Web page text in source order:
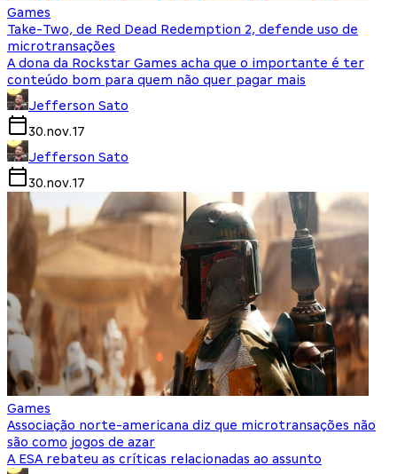
Games
Take-Two, de Red Dead Redemption 2, defende uso de
microtransações
A dona da Rockstar Games acha que o importante é ter
conteúdo bom para quem não quer pagar mais
Jefferson Sato
30.nov.17
Jefferson Sato
30.nov.17
Games
Associação norte-americana diz que microtransações não
são como jogos de azar
A ESA rebateu as críticas relacionadas ao assunto